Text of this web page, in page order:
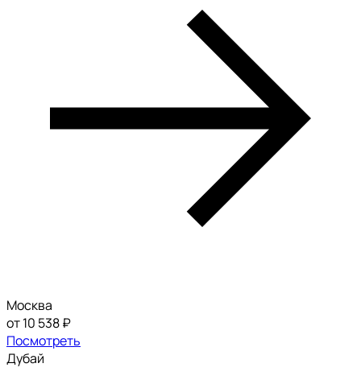
Москва
от 10 538 ₽
Посмотреть
Дубай